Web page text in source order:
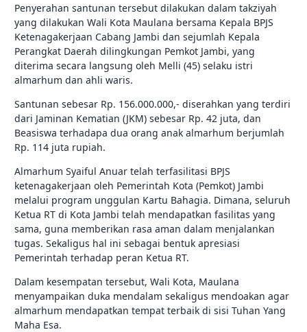
Penyerahan santunan tersebut dilakukan dalam takziyah
yang dilakukan Wali Kota Maulana bersama Kepala BPJS
Ketenagakerjaan Cabang Jambi dan sejumlah Kepala
Perangkat Daerah dilingkungan Pemkot Jambi, yang
diterima secara langsung oleh Melli (45) selaku istri
almarhum dan ahli waris.
Santunan sebesar Rp. 156.000.000,- diserahkan yang terdiri
dari Jaminan Kematian (JKM) sebesar Rp. 42 juta, dan
Beasiswa terhadapa dua orang anak almarhum berjumlah
Rp. 114 juta rupiah.
Almarhum Syaiful Anuar telah terfasilitasi BPJS
ketenagakerjaan oleh Pemerintah Kota (Pemkot) Jambi
melalui program unggulan Kartu Bahagia. Dimana, seluruh
Ketua RT di Kota Jambi telah mendapatkan fasilitas yang
sama, guna memberikan rasa aman dalam menjalankan
tugas. Sekaligus hal ini sebagai bentuk apresiasi
Pemerintah terhadap peran Ketua RT.
Dalam kesempatan tersebut, Wali Kota, Maulana
menyampaikan duka mendalam sekaligus mendoakan agar
almarhum mendapatkan tempat terbaik di sisi Tuhan Yang
Maha Esa.